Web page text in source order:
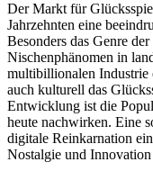
Der Markt für
Jahrzehnten eine
Besonders das Genre
Nischenphänomen in
multibillionalen Industrie
auch kulturell das
Entwicklung ist die
heute nachwirken. Eine
digitale Reinkarnation
Nostalgie und Innovation